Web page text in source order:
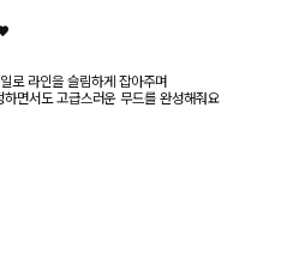
로 라인을 슬림하게 잡아주며
면서도 고급스러운 무드를 완성해줘요